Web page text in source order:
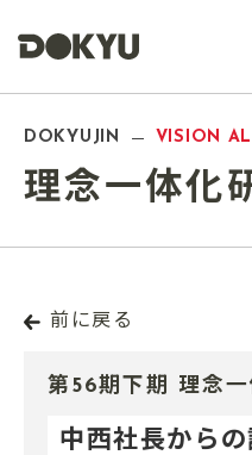
DOKYUJIN VISION
理念一体化
前に戻る
第56期下期 理念一
中西社長からの